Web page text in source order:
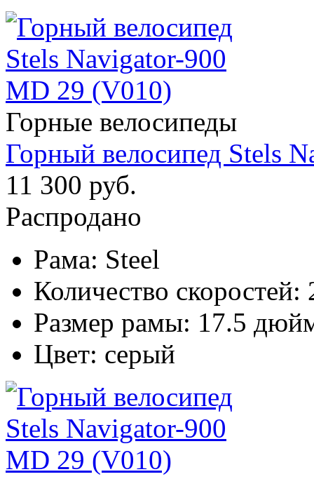
Горные велосипеды
Горный велосипед Stels
11 300 руб.
Распродано
Рама: Steel
Количество скоростей:
Размер рамы: 17.5
Цвет: серый